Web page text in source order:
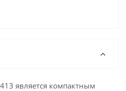
является компактным